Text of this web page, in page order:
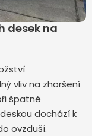
desek na
vliv na zhoršení
špatné
dochází k
ovzduší.